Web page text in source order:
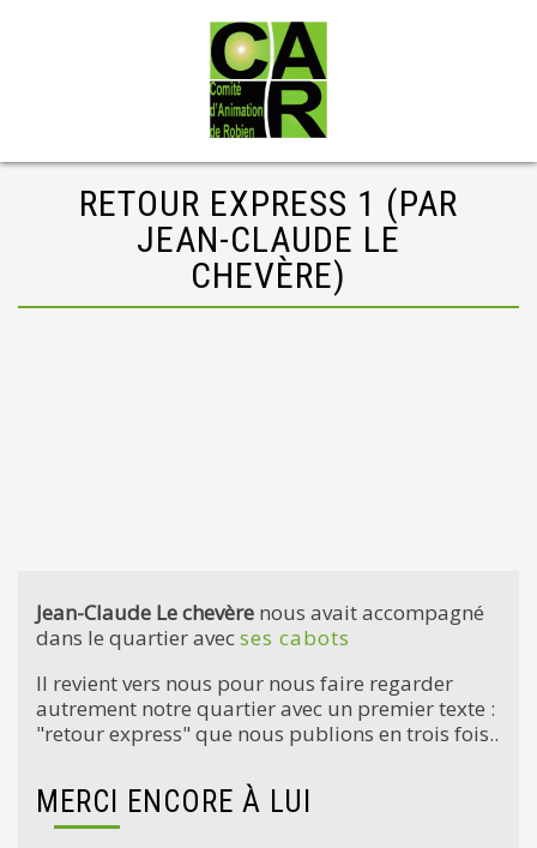
RETOUR EXPRESS 1 (PAR
JEAN-CLAUDE LE
CHEVÈRE)
Jean-Claude Le chevère nous avait accompagné
dans le quartier avecses cabots
Il revient vers nous pour nous faire regarder
autrement notre quartier avec un premier texte :
"retour express" que nous publions en trois fois..
MERCI ENCORE À LUI